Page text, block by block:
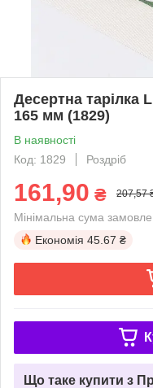
Десертна тарілка
165 мм (1829)
В наявності
Код: 1829
Роздріб
161,90 ₴ 207,57
Мінімальна сума
Економія 45.67 ₴
Що таке купити з